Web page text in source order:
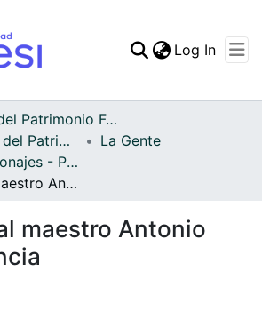
Statistics
Log In
Archivo del Patrimonio Fotográfico y Fílmico del Valle del Cauca
Fondo Archivo del Patrimonio Fotográfico y Fílmico del Valle del Cauca
La Gente
APFFVC - Personajes - Patrimonial
Homenaje al maestro Antonio María Valencia
maestro Antonio